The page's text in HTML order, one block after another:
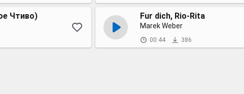
Чтиво) Fur dich, Rio-Rita
Marek Weber
00:44 386